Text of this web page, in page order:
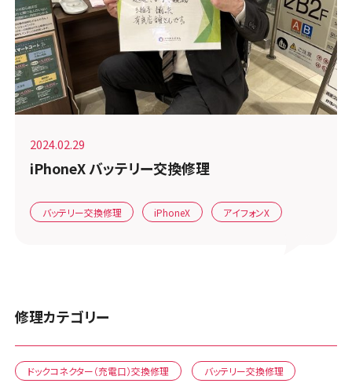
2024.02.29
iPhoneX バッテリー交換修理
バッテリー交換修理 iPhoneX アイフォンX
修理カテゴリー
ドックコネクター（充電口）交換修理 バッテリー交換修理